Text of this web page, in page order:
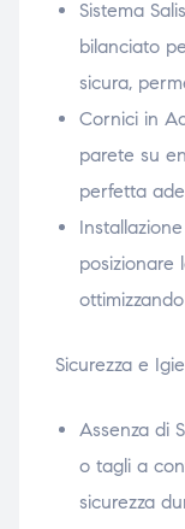
Sistema
bilanciato
sicura,
Cornici in
parete su
perfetta
posizionare
Sicurezza e
Assenza di
o tagli a
sicurezza